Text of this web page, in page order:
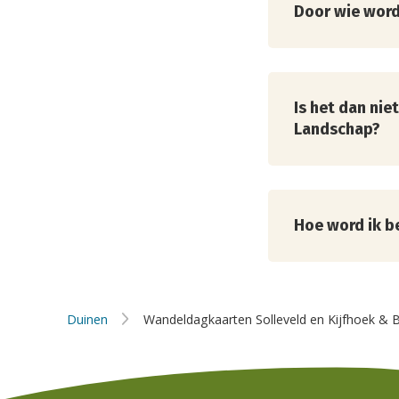
Door wie
een proces
een dagkaart.
Is het dan
Landschap?
je van kunt
Hoe word ik
Duinen
Wandeldagkaarten
Kijfhoek
Wandeldagkaarten Solleveld en Kijfhoek &